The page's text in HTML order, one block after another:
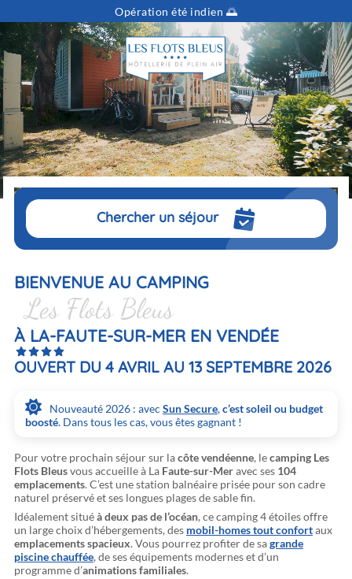
Opération été indien 🌅
Chercher un séjour
BIENVENUE AU CAMPING
Les Flots Bleus
À LA-FAUTE-SUR-MER EN VENDÉE
OUVERT DU 4 AVRIL AU 13 SEPTEMBRE 2026
Nouveauté 2026 : avec Sun Secure,c’est soleil ou budget
boosté. Dans tous les cas, vous êtes gagnant !
Pour votre prochain séjour sur lacôte vendéenne, lecamping Les
Flots Bleusvous accueille à La Faute-sur-Meravec ses 104
emplacements. C’est une station balnéaire prisée pour son cadre
naturel préservé et ses longues plages de sable fin.
Idéalement situéà deux pas de l’océan, ce camping 4 étoiles offre
un large choix d’hébergements, des mobil-homes tout confortaux
emplacements spacieux. Vous pourrez profiter de sagrande
piscine chauffée, de ses équipements modernes et d’un
programme d’animations familiales.
Dates Sélectionnez vos dates
Voyageurs pers.